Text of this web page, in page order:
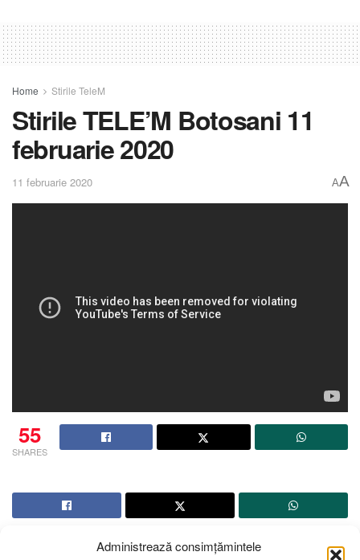
Administrează consimțămintele
Home Stirile TeleM
Stirile TELE’M Botosani 11
februarie 2020
11 februarie 2020 AA
55
SHARES